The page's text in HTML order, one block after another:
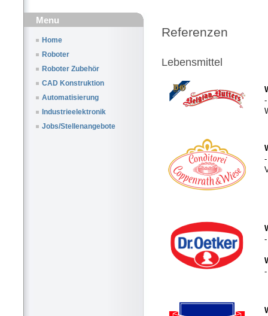
Menu
Home
Roboter
Roboter Zubehör
CAD Konstruktion
Automatisierung
Industrieelektronik
Jobs/Stellenangebote
Referenzen
Lebensmittel